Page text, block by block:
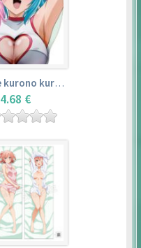
Tapis de kurono kurumu – rosario + vampire
4.68 €